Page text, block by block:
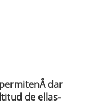
dar
de ellas-